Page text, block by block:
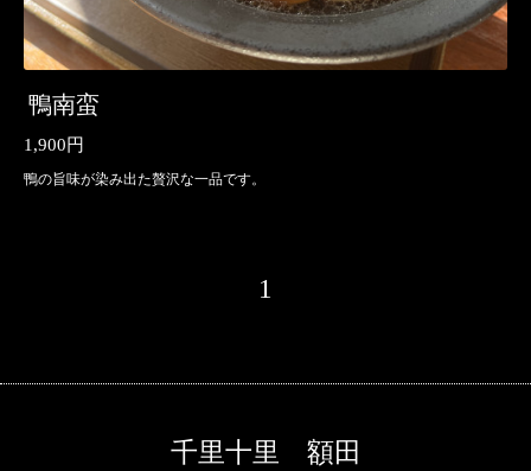
鴨南蛮
1,900円
鴨の旨味が染み出た贅沢な一品です。
1
千里十里 額田